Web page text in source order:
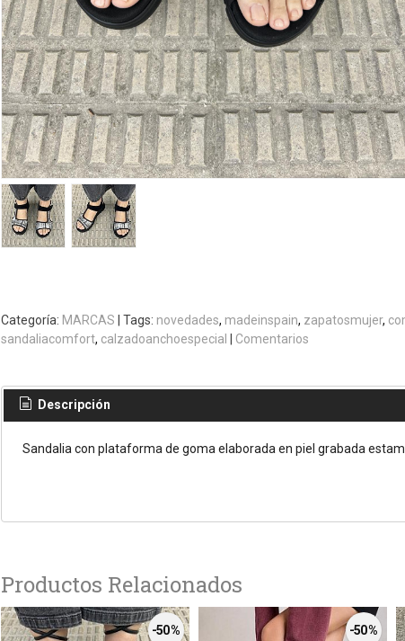
Categoría: MARCAS Tags: novedades madeinspain zapatosmujer
sandaliacomfort calzadoanchoespecial Comentarios
Descripción
Sandalia con plataforma de goma elaborada en piel grabada
Productos Relacionados
-50 % -50 %